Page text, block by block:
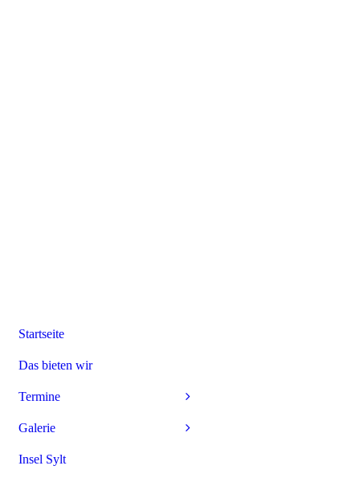
Startseite
Das bieten wir
Termine
Galerie
Insel Sylt